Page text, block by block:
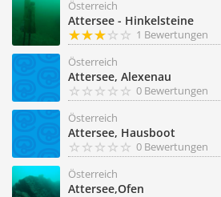
Österreich
Attersee - Hinkelsteine
1 Bewertungen
Österreich
Attersee, Alexenau
0 Bewertungen
Österreich
Attersee, Hausboot
0 Bewertungen
Österreich
Attersee,Ofen